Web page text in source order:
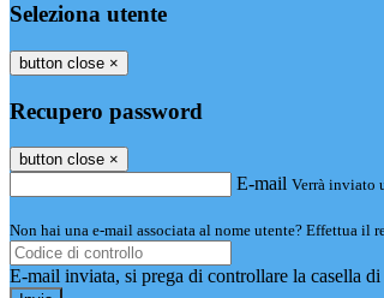
Seleziona utente
button close ×
Recupero password
button close ×
E-mail Verrà inviato
Non hai una e-mail associata al nome utente? Effettua il
E-mail inviata, si prega di controllare la casella